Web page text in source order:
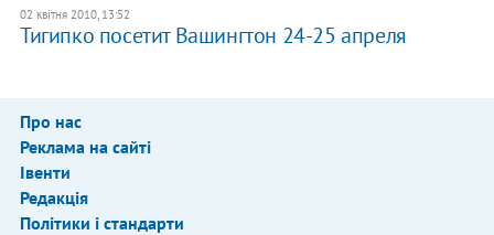
02 квітня 2010, 13:52
Тигипко посетит Вашингтон 24-25 апреля
Про нас
Реклама на сайті
Івенти
Редакція
Політики і стандарти